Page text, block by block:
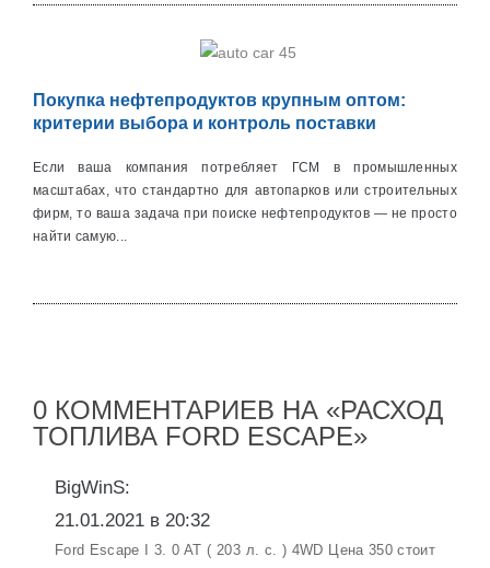
Покупка нефтепродуктов крупным оптом:
критерии выбора и контроль поставки
Если ваша компания потребляет ГСМ в промышленных
масштабах, что стандартно для автопарков или строительных
фирм, то ваша задача при поиске нефтепродуктов — не просто
найти самую...
0 КОММЕНТАРИЕВ НА «РАСХОД
ТОПЛИВА FORD ESCAPE»
BigWinS:
21.01.2021 в 20:32
Ford Escape I 3. 0 AT ( 203 л. с. ) 4WD Цена 350 стоит